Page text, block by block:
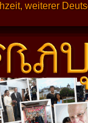
weiterer